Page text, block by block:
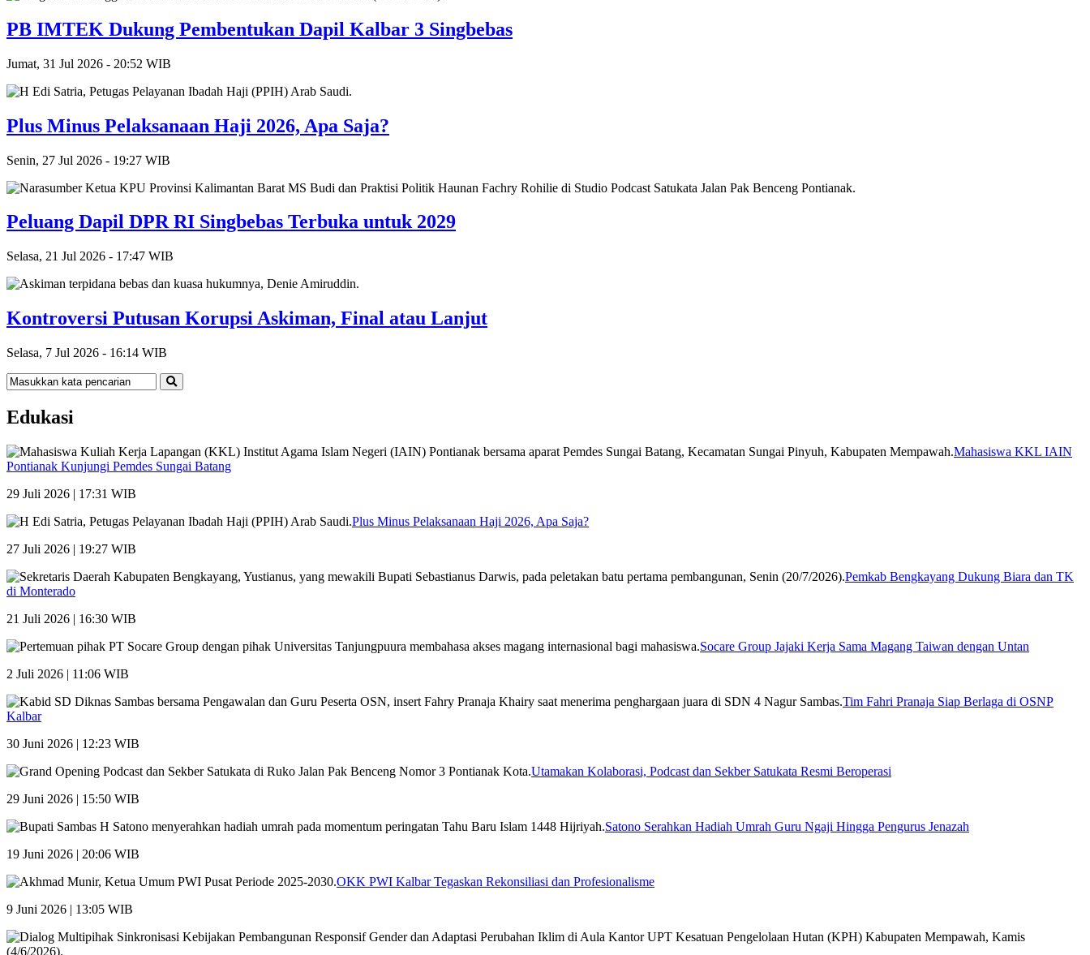
PB IMTEK Dukung Pembentukan Dapil Kalbar 3 Singbebas
Jumat, 31 Jul 2026 - 20:52 WIB
Plus Minus Pelaksanaan Haji 2026, Apa Saja?
Senin, 27 Jul 2026 - 19:27 WIB
Peluang Dapil DPR RI Singbebas Terbuka untuk 2029
Selasa, 21 Jul 2026 - 17:47 WIB
Kontroversi Putusan Korupsi Askiman, Final atau Lanjut
Selasa, 7 Jul 2026 - 16:14 WIB
Edukasi
Mahasiswa KKL IAIN
Pontianak Kunjungi Pemdes Sungai Batang
29 Juli 2026 | 17:31 WIB
Plus Minus Pelaksanaan Haji 2026, Apa Saja?
27 Juli 2026 | 19:27 WIB
Pemkab Bengkayang Dukung Biara dan TK
di Monterado
21 Juli 2026 | 16:30 WIB
Socare Group Jajaki Kerja Sama Magang Taiwan dengan Untan
2 Juli 2026 | 11:06 WIB
Tim Fahri Pranaja Siap Berlaga di OSNP
Kalbar
30 Juni 2026 | 12:23 WIB
Utamakan Kolaborasi, Podcast dan Sekber Satukata Resmi Beroperasi
29 Juni 2026 | 15:50 WIB
Satono Serahkan Hadiah Umrah Guru Ngaji Hingga Pengurus Jenazah
19 Juni 2026 | 20:06 WIB
OKK PWI Kalbar Tegaskan Rekonsiliasi dan Profesionalisme
9 Juni 2026 | 13:05 WIB